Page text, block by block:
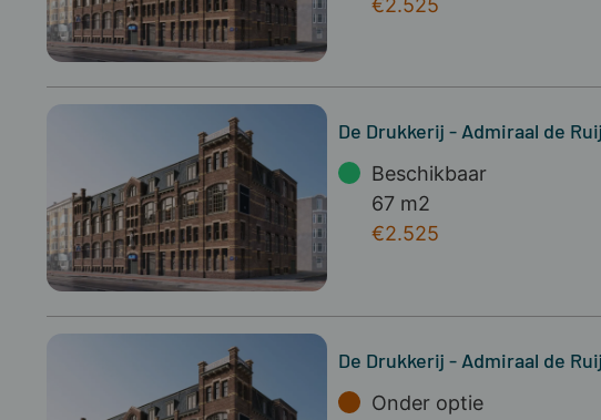
€2.525
De Drukkerij - Admiraal de
Beschikbaar
67 m2
€2.525
De Drukkerij - Admiraal de
Onder optie